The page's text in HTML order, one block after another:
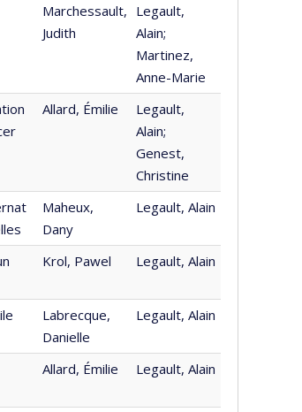
Marchessault,
Judith
Legault,
Alain;
Martinez,
Anne-Marie
Allard, Émilie
Legault,
Alain;
Genest,
Christine
Maheux,
Dany
Legault, Alain
Krol, Pawel Legault, Alain
Labrecque,
Danielle
Legault, Alain
Allard, Émilie Legault, Alain